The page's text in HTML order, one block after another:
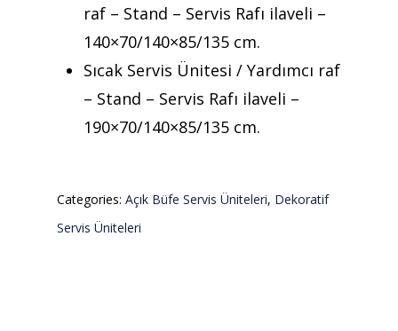
raf – Stand – Servis Rafı ilaveli –
140×70/140×85/135 cm.
Sıcak Servis Ünitesi / Yardımcı raf
– Stand – Servis Rafı ilaveli –
190×70/140×85/135 cm.
Categories: Açık Büfe Servis Üniteleri, Dekoratif
Servis Üniteleri